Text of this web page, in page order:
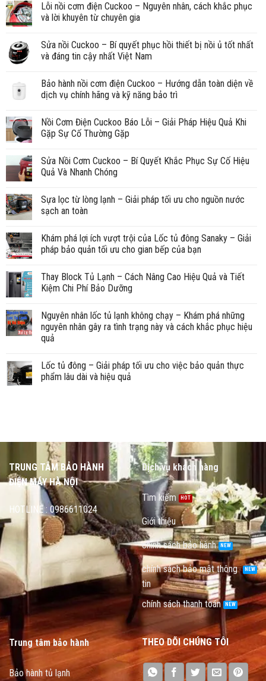
Lỗi nồi cơm điện Cuckoo – Nguyên nhân, cách khắc phục
và lời khuyên từ chuyên gia
Sửa nồi Cuckoo – Bí quyết phục hồi thiết bị nồi ủ tốt nhất
và đáng tin cậy nhất Việt Nam
Bảo hành nồi cơm điện Cuckoo – Hướng dẫn toàn diện về
dịch vụ chính hãng và kỹ năng bảo trì
Nồi Cơm Điện Cuckoo Báo Lỗi – Giải Pháp Hiệu Quả Khi
Gặp Sự Cố Thường Gặp
Sửa Nồi Cơm Cuckoo – Bí Quyết Khắc Phục Sự Cố Hiệu
Quả Và Nhanh Chóng
Sựa lọc từ lòng lạnh – Giải pháp tối ưu cho nguồn nước
sạch an toàn
Khám phá lợi ích vượt trội của Lốc tủ đông Sanaky – Giải
pháp bảo quản tối ưu cho gian bếp của bạn
Thay Block Tủ Lạnh – Cách Nâng Cao Hiệu Quả và Tiết
Kiệm Chi Phí Bảo Dưỡng
Nguyên nhân lốc tủ lạnh không chạy – Khám phá những
nguyên nhân gây ra tình trạng này và cách khắc phục hiệu
quả
Lốc tủ đông – Giải pháp tối ưu cho việc bảo quản thực
phẩm lâu dài và hiệu quả
TRUNG TÂM BẢO HÀNH
ĐIỆN MÁY HÀ NỘI
HOTLINE : 0986611024
Dịch vụ khách hàng
Tìm kiếm
Giới thiệu
chính sách bảo hành
chính sách bảo mật thông
tin
chính sách thanh toán
Trung tâm bảo hành
Bảo hành tủ lạnh
THEO DÕI CHÚNG TÔI